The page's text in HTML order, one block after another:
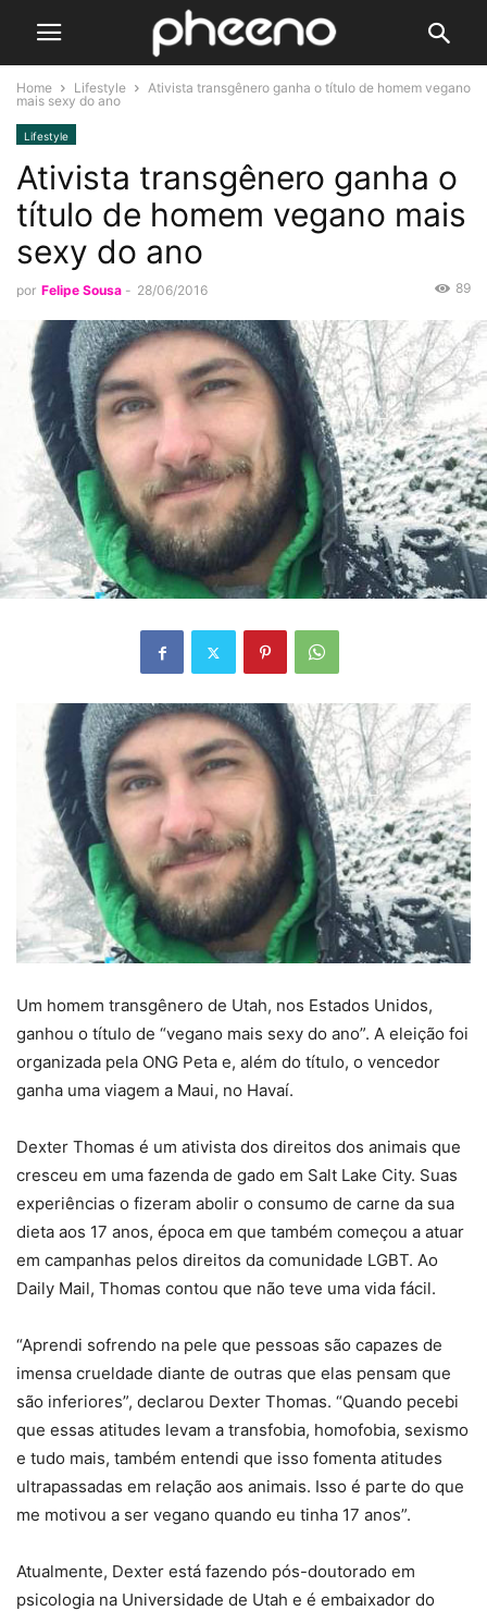
Home Lifestyle
Ativista transgênero ganha o título de homem vegano
mais sexy do ano
Lifestyle
Ativista transgênero ganha o
título de homem vegano mais
sexy do ano
por Felipe Sousa - 28/06/2016 89
Um homem transgênero de Utah, nos Estados Unidos,
ganhou o título de “vegano mais sexy do ano”. A eleição foi
organizada pela ONG Peta e, além do título, o vencedor
ganha uma viagem a Maui, no Havaí.
Dexter Thomas é um ativista dos direitos dos animais que
cresceu em uma fazenda de gado em Salt Lake City. Suas
experiências o fizeram abolir o consumo de carne da sua
dieta aos 17 anos, época em que também começou a atuar
em campanhas pelos direitos da comunidade LGBT. Ao
Daily Mail, Thomas contou que não teve uma vida fácil.
“Aprendi sofrendo na pele que pessoas são capazes de
imensa crueldade diante de outras que elas pensam que
são inferiores”, declarou Dexter Thomas. “Quando pecebi
que essas atitudes levam a transfobia, homofobia, sexismo
e tudo mais, também entendi que isso fomenta atitudes
ultrapassadas em relação aos animais. Isso é parte do que
me motivou a ser vegano quando eu tinha 17 anos”.
Atualmente, Dexter está fazendo pós-doutorado em
psicologia na Universidade de Utah e é embaixador do